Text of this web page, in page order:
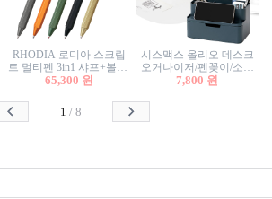
RHODIA 로디아 스크립
트 멀티펜 3in1 샤프+볼펜/
무광택 알루미늄 육각배
65,300 원
시스맥스 올리오 데스크
오거나이저/펜꽂이/소품
꽂이/소품함/정리함/수납
7,800 원
1 / 8